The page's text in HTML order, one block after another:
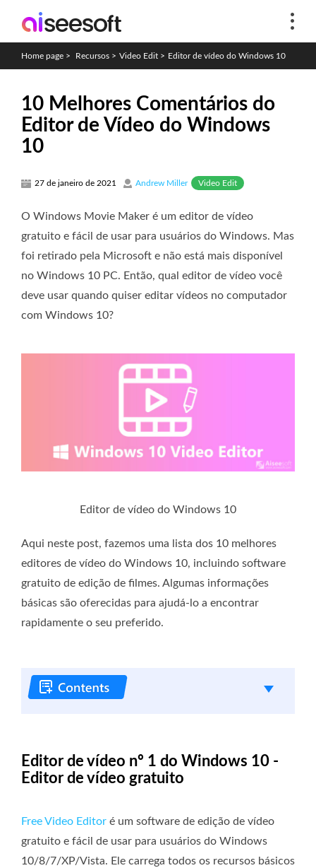
Home page > Recursos > Video Edit > Editor de vídeo do Windows 10
10 Melhores Comentários do
Editor de Vídeo do Windows
10
27 de janeiro de 2021 Andrew Miller Video Edit
O Windows Movie Maker é um editor de vídeo
gratuito e fácil de usar para usuários do Windows. Mas
foi retirado pela Microsoft e não está mais disponível
no Windows 10 PC. Então, qual editor de vídeo você
deve usar quando quiser editar vídeos no computador
com Windows 10?
Editor de vídeo do Windows 10
Aqui neste post, fazemos uma lista dos 10 melhores
editores de vídeo do Windows 10, incluindo software
gratuito de edição de filmes. Algumas informações
básicas são oferecidas para ajudá-lo a encontrar
rapidamente o seu preferido.
Editor de vídeo nº 1 do Windows 10 -
Editor de vídeo gratuito
Free Video Editor é um software de edição de vídeo
gratuito e fácil de usar para usuários do Windows
10/8/7/XP/Vista. Ele carrega todos os recursos básicos